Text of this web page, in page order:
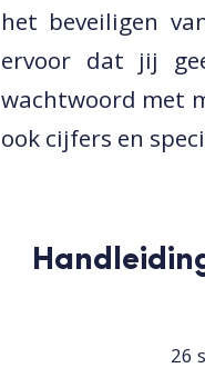
het beveiligen
ervoor dat jij
wachtwoord met
ook cijfers en
26